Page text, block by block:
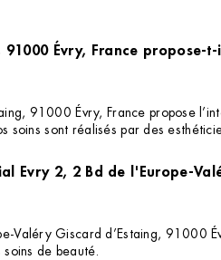
Évry, France propose-
91000 Évry, France propose
sont réalisés par des
Evry 2, 2 Bd de l'Europe-
Valéry Giscard d’Estaing, 91000
de beauté.